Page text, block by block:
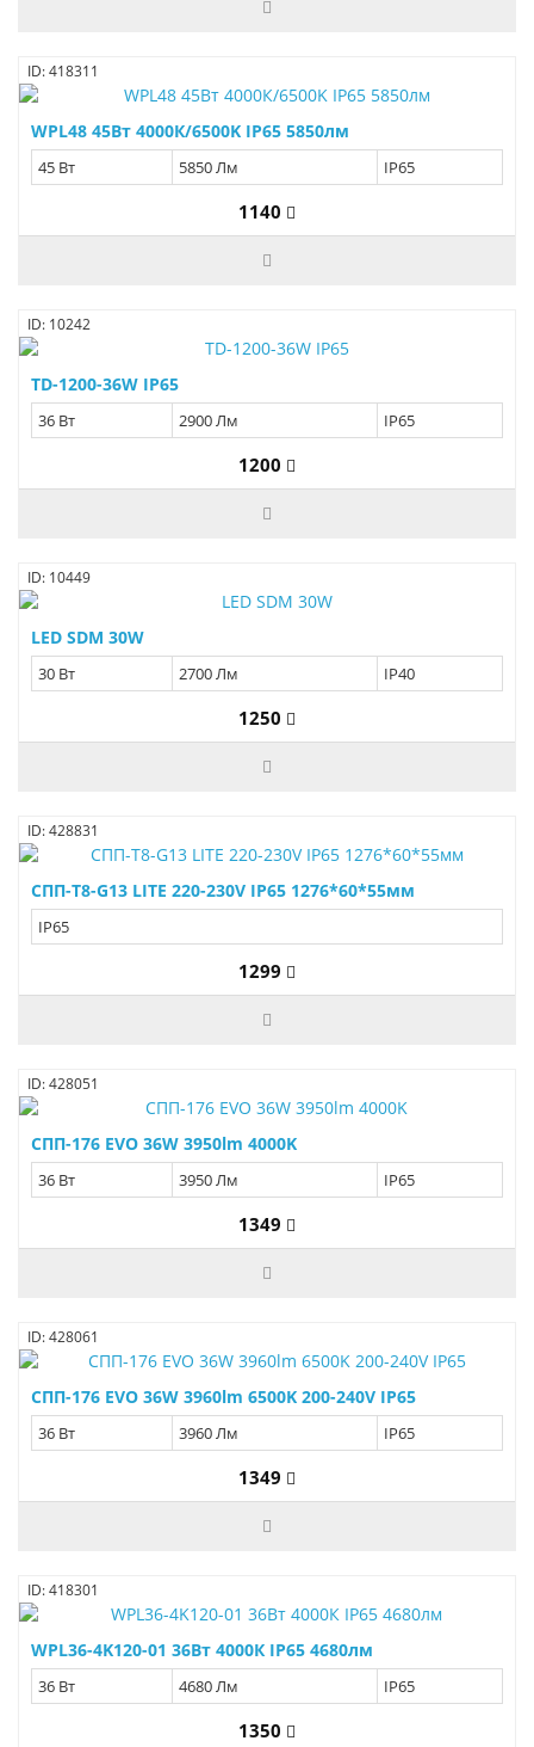
ID: 418311
WPL48 45Вт 4000К/6500K IP65 5850лм
45 Вт 5850 Лм IP65
1140
ID: 10242
TD-1200-36W IP65
36 Вт 2900 Лм IP65
1200
ID: 10449
LED SDM 30W
30 Вт 2700 Лм IP40
1250
ID: 428831
СПП-Т8-G13 LITE 220-230V IP65 1276*60*55мм
IP65
1299
ID: 428051
СПП-176 EVO 36W 3950lm 4000K
36 Вт 3950 Лм IP65
1349
ID: 428061
СПП-176 EVO 36W 3960lm 6500K 200-240V IP65
36 Вт 3960 Лм IP65
1349
ID: 418301
WPL36-4K120-01 36Вт 4000К IP65 4680лм
36 Вт 4680 Лм IP65
1350